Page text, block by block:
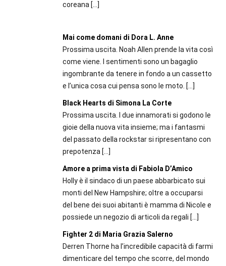
coreana[…]
Mai come domani di Dora L. Anne
Prossima uscita. Noah Allen prende la vita così
come viene. I sentimenti sono un bagaglio
ingombrante da tenere in fondo a un cassetto
e l’unica cosa cui pensa sono le moto. […]
Black Hearts di Simona La Corte
Prossima uscita. I due innamorati si godono le
gioie della nuova vita insieme; ma i fantasmi
del passato della rockstar si ripresentano con
prepotenza […]
Amore a prima vista di Fabiola D’Amico
Holly è il sindaco di un paese abbarbicato sui
monti del New Hampshire; oltre a occuparsi
del bene dei suoi abitanti è mamma di Nicole e
possiede un negozio di articoli da regali […]
Fighter 2 di Maria Grazia Salerno
Derren Thorne ha l’incredibile capacità di farmi
dimenticare del tempo che scorre, del mondo